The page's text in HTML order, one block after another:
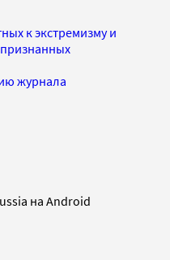
к экстремизму и
журнала
на Android